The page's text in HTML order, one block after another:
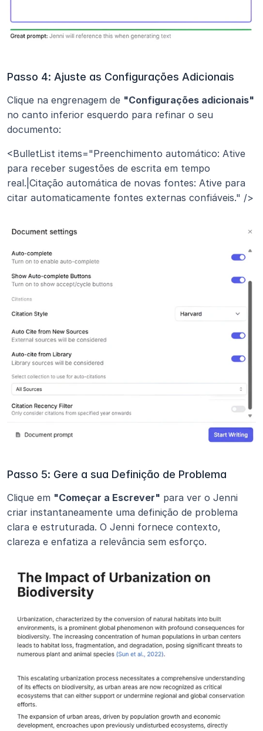
Passo 4: Ajuste as Configurações Adicionais
Clique na engrenagem de "Configurações adicionais"
no canto inferior esquerdo para refinar o seu
documento:
<BulletList items="Preenchimento automático: Ative
para receber sugestões de escrita em tempo
real.|Citação automática de novas fontes: Ative para
citar automaticamente fontes externas confiáveis." />
Passo 5: Gere a sua Definição de Problema
Clique em "Começar a Escrever" para ver o Jenni
criar instantaneamente uma definição de problema
clara e estruturada. O Jenni fornece contexto,
clareza e enfatiza a relevância sem esforço.